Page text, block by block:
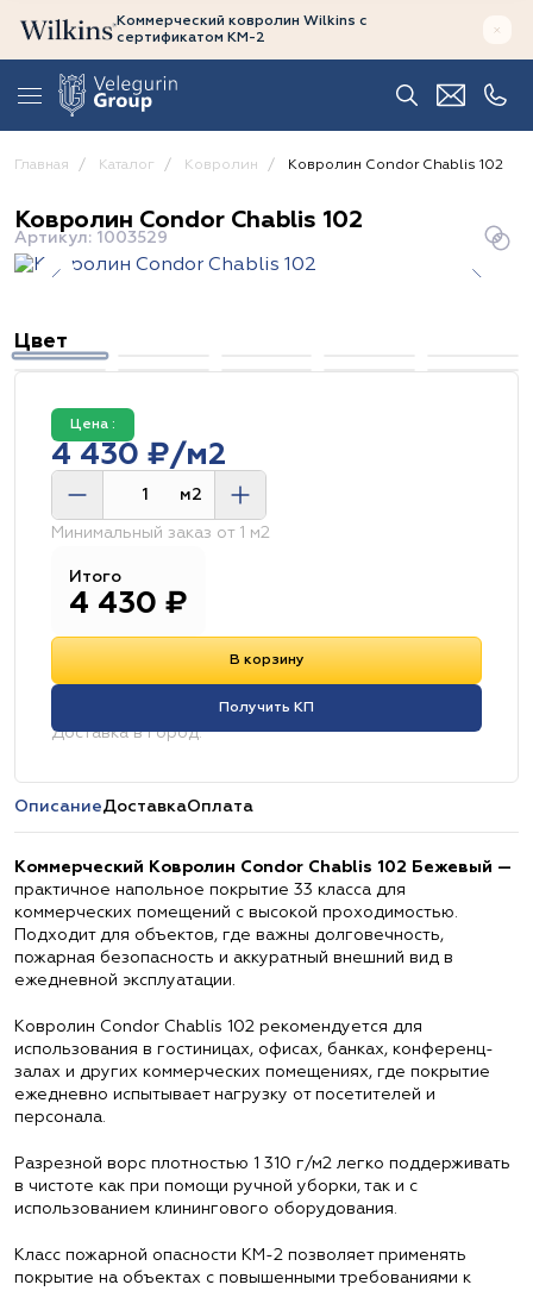
Коммерческий ковролин Wilkins с
сертификатом КМ-2
Главная Каталог Ковролин Ковролин Condor Chablis 102
Ковролин Condor Chablis 102
Артикул: 1003529
Цвет
Цена :
4 430 ₽/м2
м2
Минимальный заказ от 1 м2
Итого
4 430 ₽
В корзину
Получить КП
Доставка в город:
ОписаниеДоставкаОплата
Коммерческий Ковролин Condor Chablis 102 Бежевый —
практичное напольное покрытие 33 класса для
коммерческих помещений с высокой проходимостью.
Подходит для объектов, где важны долговечность,
пожарная безопасность и аккуратный внешний вид в
ежедневной эксплуатации.
Ковролин Condor Chablis 102 рекомендуется для
использования в гостиницах, офисах, банках, конференц-
залах и других коммерческих помещениях, где покрытие
ежедневно испытывает нагрузку от посетителей и
персонала.
Разрезной ворс плотностью 1 310 г/м2 легко поддерживать
в чистоте как при помощи ручной уборки, так и с
использованием клинингового оборудования.
Класс пожарной опасности КМ-2 позволяет применять
покрытие на объектах с повышенными требованиями к